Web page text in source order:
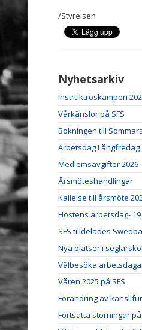
/Styrelsen
Nyhetsarkiv
Instruktröskampen
Vårkänslor på SFS
Bokningen till
Arbetsdag Långfredag
Medlemsavgifter 2026
Årsmöteshandlingar
Kallelse till årsmöte
Höstens arbetsdag-
SFS tilldelades
Nya platser i
Välbesöka
Våren 2025 på SFS
Förändring av
Fortsatta störningar